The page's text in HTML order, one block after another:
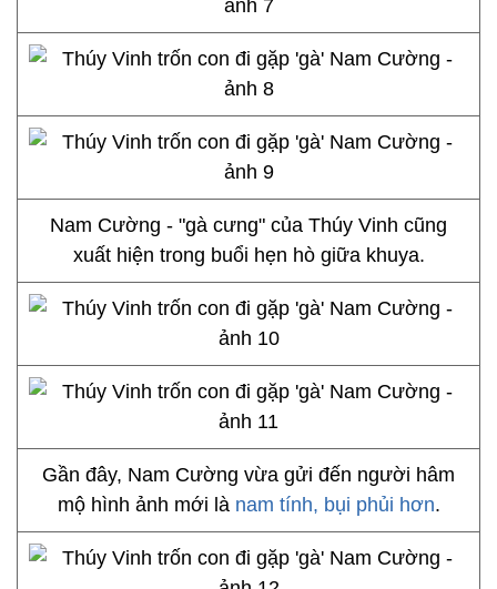
Nam Cường - "gà cưng" của Thúy Vinh cũng
xuất hiện trong buổi hẹn hò giữa khuya.
Gần đây, Nam Cường vừa gửi đến người hâm
mộ hình ảnh mới là nam tính, bụi phủi hơn.